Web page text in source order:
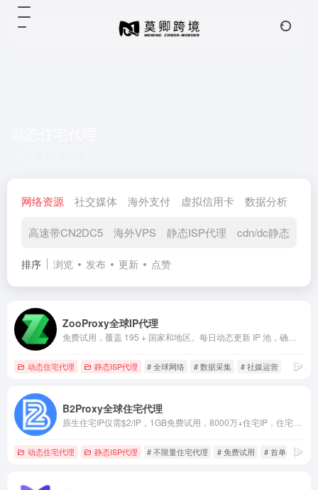
网络资源 社交媒体 海外支付 虚拟信用卡 数据分析
高速带CN2DC5 海外VPS 静态ISP代理 cdn/dc静态
排序 浏览 发布 更新 点赞
ZooProxy全球IP代理
动态住宅代理 静态ISP代理 # 全球网络 # 数据采集 # 社媒运营
B2Proxy全球住宅代理
动态住宅代理 静态ISP代理 # 不限量住宅代理 # 免费试用 # 首单全返